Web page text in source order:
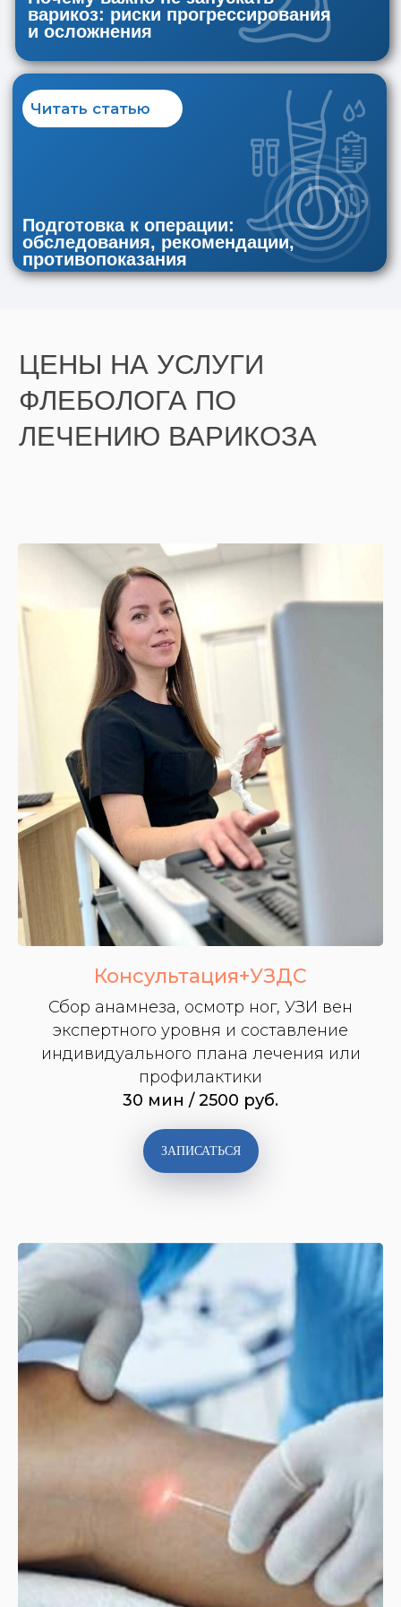
Консультация+УЗДС
Сбор анамнеза, осмотр ног, УЗИ вен
экспертного уровня и составление
индивидуального плана лечения или
профилактики
30 мин / 2500 руб.
ЗАПИСАТЬСЯ
Получи УЗИ вен
абсолютно бесплатно при
записи консультацию к
флебологу. Стоимость